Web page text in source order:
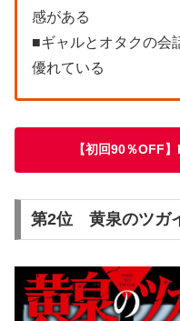
感がある
■ギャルとオタクの会
優れている
【初回90％OFF
第2位 黄泉のツガ